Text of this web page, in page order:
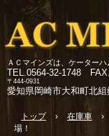
ＡＣマインズは、ケーター
TEL.0564-32-1748
〒444-0931
愛知県岡崎市大和町北組
トップ › 在庫車 ›
場！